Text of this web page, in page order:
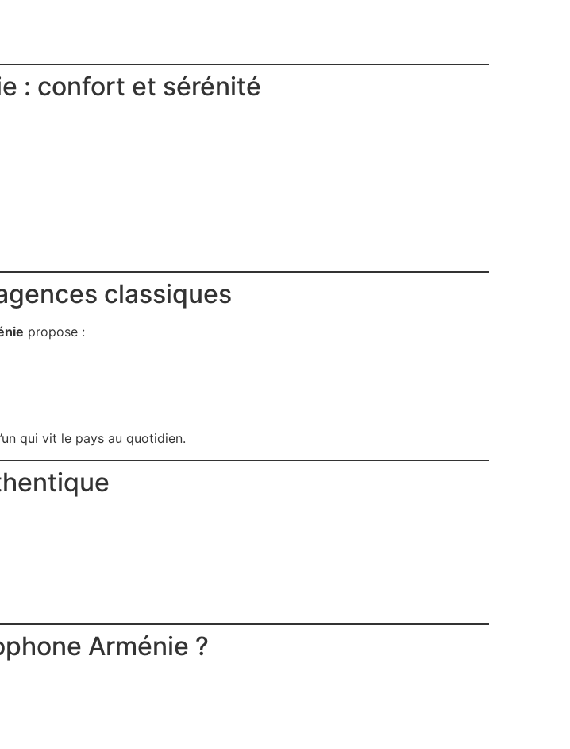
: confort et sérénité
classiques
propose :
qui vit le pays au quotidien.
Arménie ?